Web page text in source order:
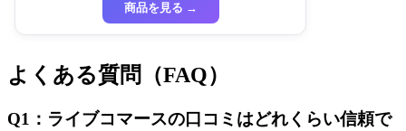
商品を見る →
よくある質問（FAQ）
Q1：ライブコマースの口コミはどれくらい信頼で